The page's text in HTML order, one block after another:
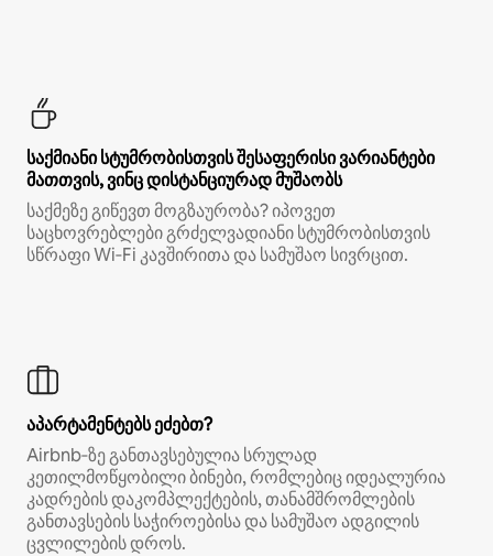
საქმიანი სტუმრობისთვის შესაფერისი ვარიანტები
მათთვის, ვინც დისტანციურად მუშაობს
საქმეზე გიწევთ მოგზაურობა? იპოვეთ
საცხოვრებლები გრძელვადიანი სტუმრობისთვის
სწრაფი Wi‑Fi კავშირითა და სამუშაო სივრცით.
აპარტამენტებს ეძებთ?
Airbnb‑ზე განთავსებულია სრულად
კეთილმოწყობილი ბინები, რომლებიც იდეალურია
კადრების დაკომპლექტების, თანამშრომლების
განთავსების საჭიროებისა და სამუშაო ადგილის
ცვლილების დროს.